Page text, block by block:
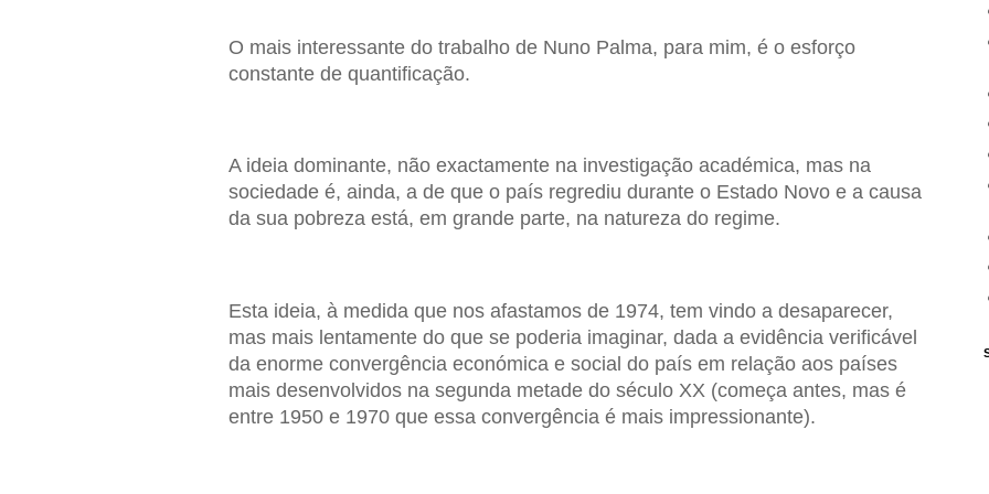
O mais interessante do trabalho de Nuno Palma, para mim, é o esforço
constante de quantificação.
A ideia dominante, não exactamente na investigação académica, mas na
sociedade é, ainda, a de que o país regrediu durante o Estado Novo e a causa
da sua pobreza está, em grande parte, na natureza do regime.
Esta ideia, à medida que nos afastamos de 1974, tem vindo a desaparecer,
mas mais lentamente do que se poderia imaginar, dada a evidência verificável
da enorme convergência económica e social do país em relação aos países
mais desenvolvidos na segunda metade do século XX (começa antes, mas é
entre 1950 e 1970 que essa convergência é mais impressionante).